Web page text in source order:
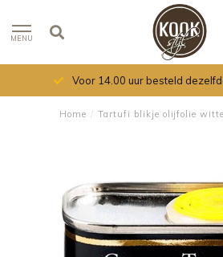
MENU
Voor 14.00 uur besteld
Home / Tartufi blikje olijfolie